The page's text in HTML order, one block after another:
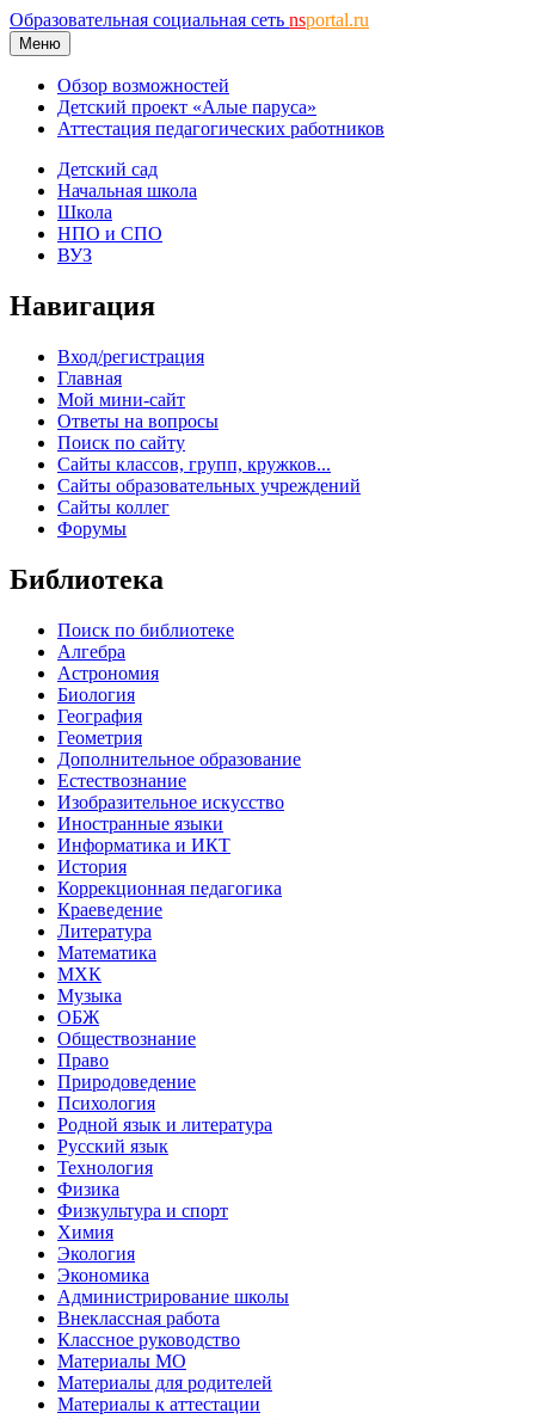
Образовательная социальная сеть nsportal.ru
Меню
Обзор возможностей
Детский проект «Алые паруса»
Аттестация педагогических работников
Детский сад
Начальная школа
Школа
НПО и СПО
ВУЗ
Навигация
Вход/регистрация
Главная
Мой мини-сайт
Ответы на вопросы
Поиск по сайту
Сайты классов, групп, кружков...
Сайты образовательных учреждений
Сайты коллег
Форумы
Библиотека
Поиск по библиотеке
Алгебра
Астрономия
Биология
География
Геометрия
Дополнительное образование
Естествознание
Изобразительное искусство
Иностранные языки
Информатика и ИКТ
История
Коррекционная педагогика
Краеведение
Литература
Математика
МХК
Музыка
ОБЖ
Обществознание
Право
Природоведение
Психология
Родной язык и литература
Русский язык
Технология
Физика
Физкультура и спорт
Химия
Экология
Экономика
Администрирование школы
Внеклассная работа
Классное руководство
Материалы МО
Материалы для родителей
Материалы к аттестации